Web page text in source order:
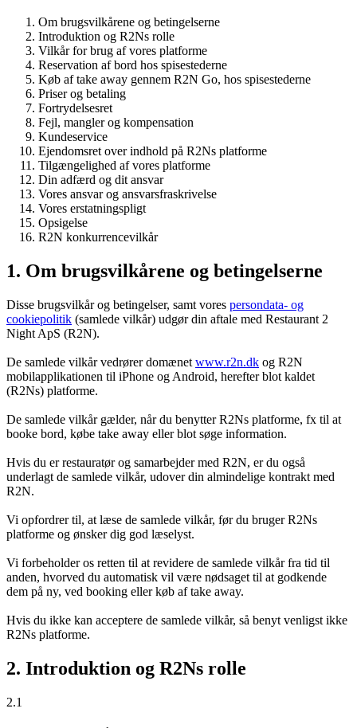
Om brugsvilkårene og betingelserne
Introduktion og R2Ns rolle
Vilkår for brug af vores platforme
Reservation af bord hos spisestederne
Køb af take away gennem R2N Go, hos spisestederne
Priser og betaling
Fortrydelsesret
Fejl, mangler og kompensation
Kundeservice
Ejendomsret over indhold på R2Ns platforme
Tilgængelighed af vores platforme
Din adfærd og dit ansvar
Vores ansvar og ansvarsfraskrivelse
Vores erstatningspligt
Opsigelse
R2N konkurrencevilkår
1. Om brugsvilkårene og betingelserne
Disse brugsvilkår og betingelser, samt vores persondata- og
cookiepolitik (samlede vilkår) udgør din aftale med Restaurant 2
Night ApS (R2N).
De samlede vilkår vedrører domænet www.r2n.dk og R2N
mobilapplikationen til iPhone og Android, herefter blot kaldet
(R2Ns) platforme.
De samlede vilkår gælder, når du benytter R2Ns platforme, fx til at
booke bord, købe take away eller blot søge information.
Hvis du er restauratør og samarbejder med R2N, er du også
underlagt de samlede vilkår, udover din almindelige kontrakt med
R2N.
Vi opfordrer til, at læse de samlede vilkår, før du bruger R2Ns
platforme og ønsker dig god læselyst.
Vi forbeholder os retten til at revidere de samlede vilkår fra tid til
anden, hvorved du automatisk vil være nødsaget til at godkende
dem på ny, ved booking eller køb af take away.
Hvis du ikke kan acceptere de samlede vilkår, så benyt venligst ikke
R2Ns platforme.
2. Introduktion og R2Ns rolle
2.1